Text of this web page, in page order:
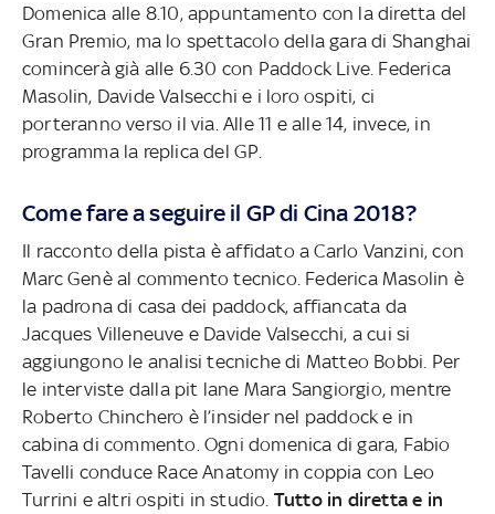
Domenica alle 8.10, appuntamento con la diretta del
Gran Premio, ma lo spettacolo della gara di Shanghai
comincerà già alle 6.30 con Paddock Live. Federica
Masolin, Davide Valsecchi e i loro ospiti, ci
porteranno verso il via. Alle 11 e alle 14, invece, in
programma la replica del GP.
Come fare a seguire il GP di Cina 2018?
Il racconto della pista è affidato a Carlo Vanzini, con
Marc Genè al commento tecnico. Federica Masolin è
la padrona di casa dei paddock, affiancata da
Jacques Villeneuve e Davide Valsecchi, a cui si
aggiungono le analisi tecniche di Matteo Bobbi. Per
le interviste dalla pit lane Mara Sangiorgio, mentre
Roberto Chinchero è l’insider nel paddock e in
cabina di commento. Ogni domenica di gara, Fabio
Tavelli conduce Race Anatomy in coppia con Leo
Turrini e altri ospiti in studio. Tutto in diretta e in